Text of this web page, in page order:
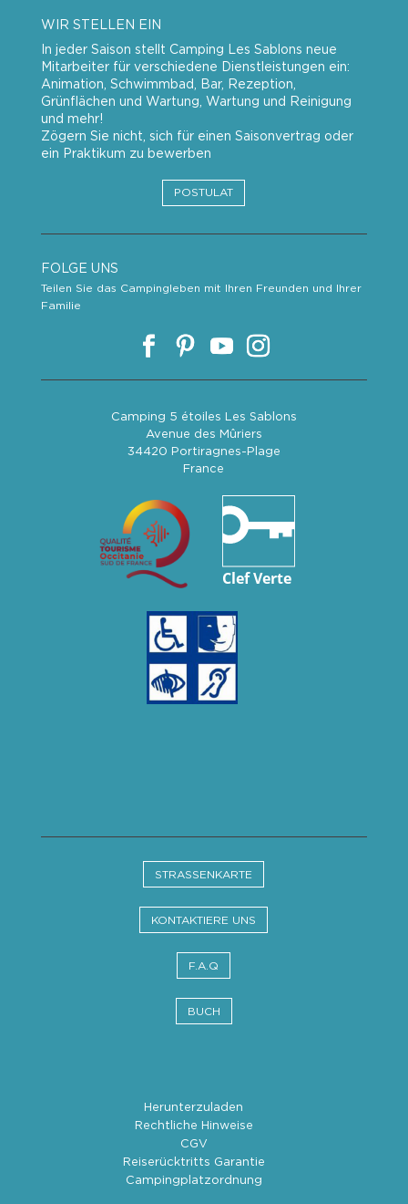
WIR STELLEN EIN
In jeder Saison stellt Camping Les Sablons neue
Mitarbeiter für verschiedene Dienstleistungen ein:
Animation, Schwimmbad, Bar, Rezeption,
Grünflächen und Wartung, Wartung und Reinigung
und mehr!
Zögern Sie nicht, sich für einen Saisonvertrag oder
ein Praktikum zu bewerben
POSTULAT
FOLGE UNS
Teilen Sie das Campingleben mit Ihren Freunden und Ihrer
Familie
Camping 5 étoiles Les Sablons
Avenue des Mûriers
34420 Portiragnes-Plage
France
STRASSENKARTE
KONTAKTIERE UNS
F.A.Q
BUCH
Herunterzuladen
Rechtliche Hinweise
CGV
Reiserücktritts Garantie
Campingplatzordnung